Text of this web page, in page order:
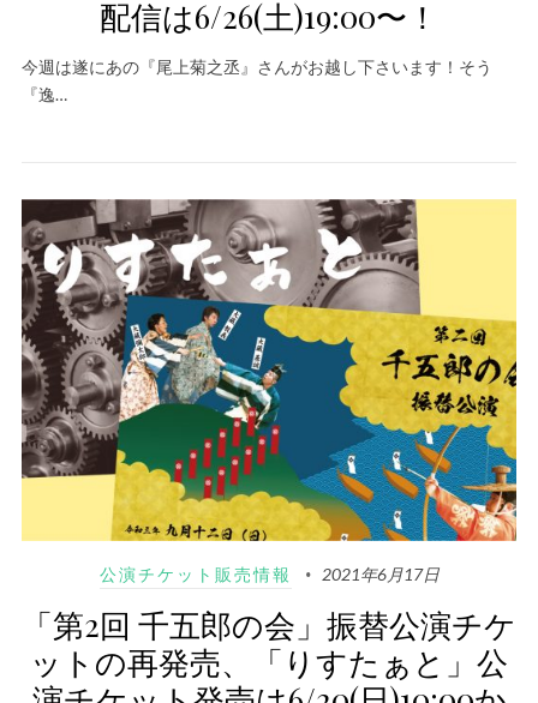
配信は6/26(土)19:00〜！
今週は遂にあの『尾上菊之丞』さんがお越し下さいます！そう
『逸…
公演チケット販売情報 2021年6月17日
「第2回 千五郎の会」振替公演チケ
ットの再発売、「りすたぁと」公